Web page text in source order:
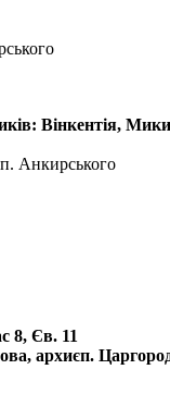
Вінкентія,
Анкирського
8, Єв. 11
архиєп.